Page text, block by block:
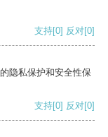
支持[0] 反对[0]
隐私保护和安全性保
支持[0] 反对[0]